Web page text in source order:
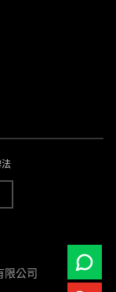
限公司